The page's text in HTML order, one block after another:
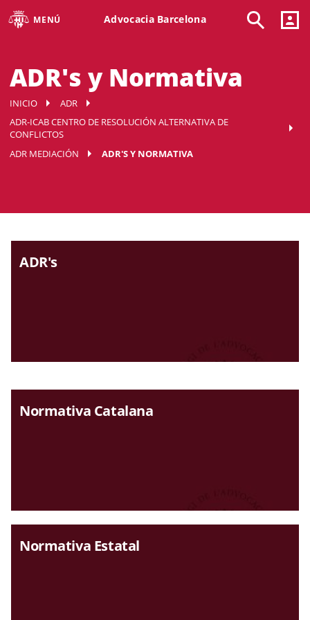
MENÚ Advocacia Barcelona
ADR's y Normativa
INICIO
ADR
ADR-ICAB CENTRO DE RESOLUCIÓN ALTERNATIVA DE
CONFLICTOS
ADR MEDIACIÓN
ADR'S Y NORMATIVA
ADR's
Normativa Catalana
Normativa Estatal